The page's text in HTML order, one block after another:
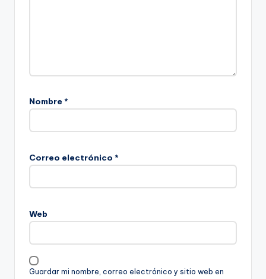
Nombre *
Correo electrónico *
Web
Guardar mi nombre, correo electrónico y sitio web en